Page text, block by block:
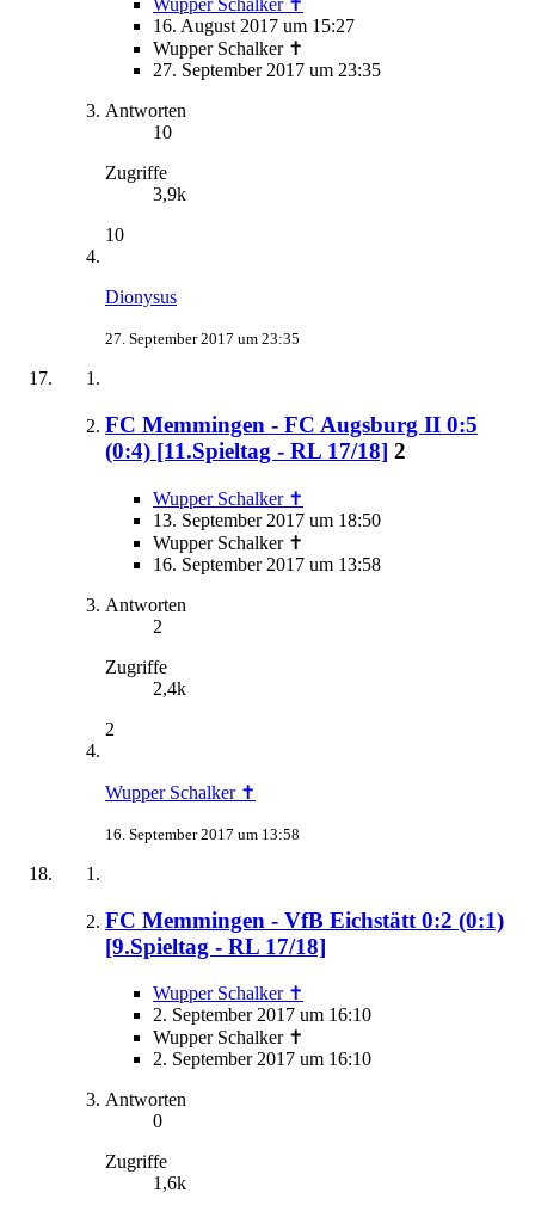
Wupper Schalker ✝
16. August 2017 um 15:27
Wupper Schalker ✝
27. September 2017 um 23:35
Antworten
10
Zugriffe
3,9k
10
Dionysus
27. September 2017 um 23:35
FC Memmingen - FC Augsburg II 0:5
(0:4) [11.Spieltag - RL 17/18] 2
Wupper Schalker ✝
13. September 2017 um 18:50
Wupper Schalker ✝
16. September 2017 um 13:58
Antworten
2
Zugriffe
2,4k
2
Wupper Schalker ✝
16. September 2017 um 13:58
FC Memmingen - VfB Eichstätt 0:2 (0:1)
[9.Spieltag - RL 17/18]
Wupper Schalker ✝
2. September 2017 um 16:10
Wupper Schalker ✝
2. September 2017 um 16:10
Antworten
0
Zugriffe
1,6k